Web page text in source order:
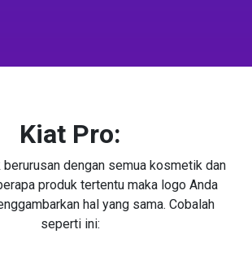
Kiat Pro:
dengan semua kosmetik dan
produk tertentu maka logo Anda
hal yang sama. Cobalah
seperti ini: